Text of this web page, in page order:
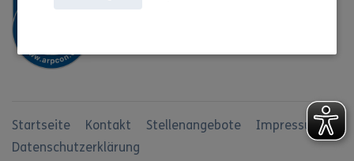
Startseite Kontakt Stellenangebote
Impressum
Datenschutzerklärung